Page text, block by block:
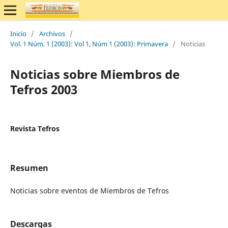
Inicio / Archivos /
Vol. 1 Núm. 1 (2003): Vol 1, Núm 1 (2003): Primavera / Noticias
Noticias sobre Miembros de
Tefros 2003
Revista Tefros
Resumen
Noticias sobre eventos de Miembros de Tefros
Descargas